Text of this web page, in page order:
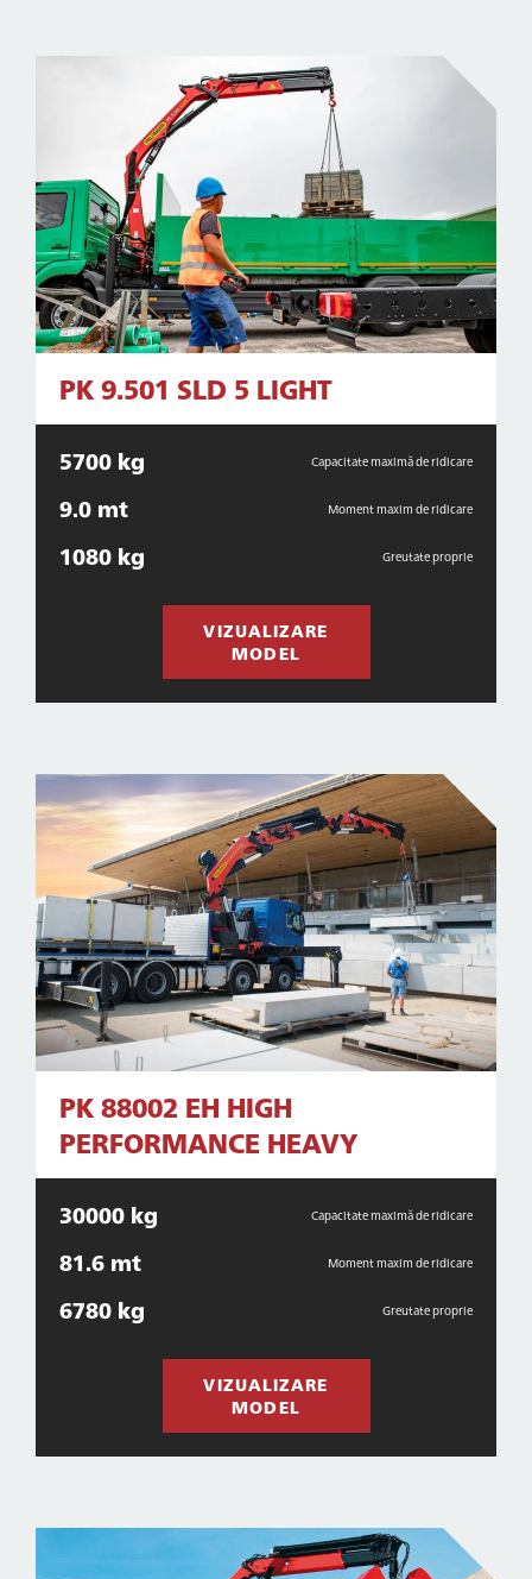
PK 9.501 SLD 5 LIGHT
5700 kg Capacitate maximă de ridicare
9.0 mt Moment maxim de ridicare
1080 kg Greutate proprie
VIZUALIZARE
MODEL
PK 88002 EH HIGH
PERFORMANCE HEAVY
30000 kg Capacitate maximă de ridicare
81.6 mt Moment maxim de ridicare
6780 kg Greutate proprie
VIZUALIZARE
MODEL